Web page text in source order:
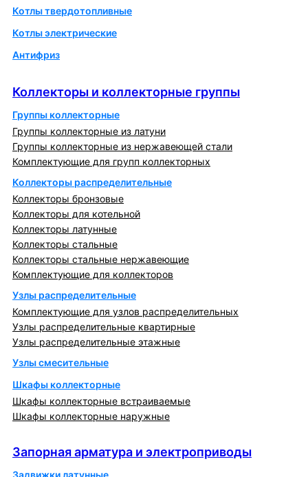
Котлы твердотопливные
Котлы электрические
Антифриз
Коллекторы и коллекторные группы
Группы коллекторные
Группы коллекторные из латуни
Группы коллекторные из нержавеющей стали
Комплектующие для групп коллекторных
Коллекторы распределительные
Коллекторы бронзовые
Коллекторы для котельной
Коллекторы латунные
Коллекторы стальные
Коллекторы стальные нержавеющие
Комплектующие для коллекторов
Узлы распределительные
Комплектующие для узлов распределительных
Узлы распределительные квартирные
Узлы распределительные этажные
Узлы смесительные
Шкафы коллекторные
Шкафы коллекторные встраиваемые
Шкафы коллекторные наружные
Запорная арматура и электроприводы